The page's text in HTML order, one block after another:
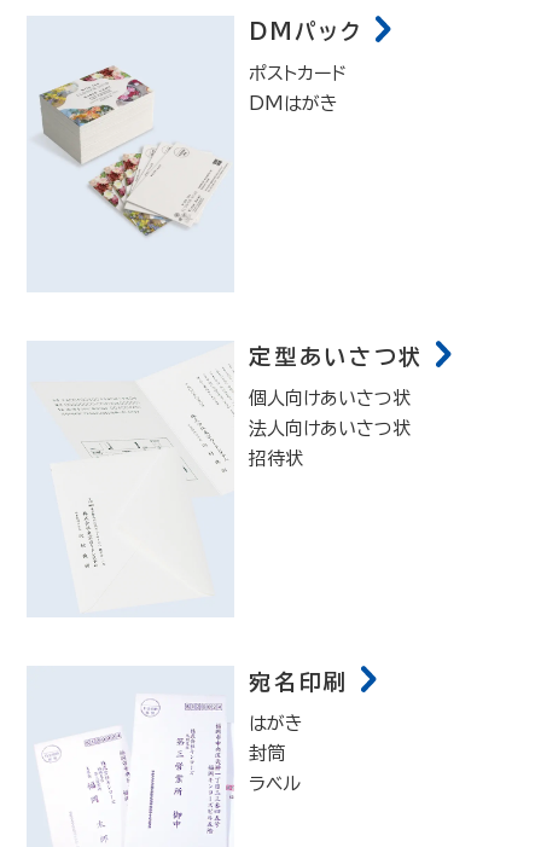
DMパック
ポストカード
DMはがき
定型あいさつ状
個人向けあいさつ状
法人向けあいさつ状
招待状
宛名印刷
はがき
封筒
ラベル